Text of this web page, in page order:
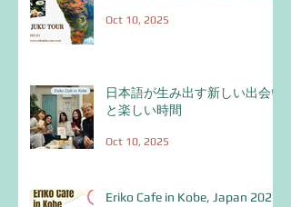
Oct 10, 2025
日本語が生み出す新しい出会い
と楽しい時間
Oct 10, 2025
Eriko Cafe in Kobe, Japan 2025